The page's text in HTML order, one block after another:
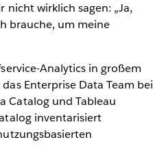
nicht wirklich sagen: „Ja,
brauche, um meine
Analytics in großem
Enterprise Data Team bei
Catalog und Tableau
inventarisiert